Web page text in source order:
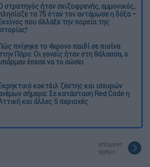
στρατηγός ήταν σχιζοφρενής, εμμονικός,
τα 75 όταν τον αντάμωσε η δόξα –
που άλλαξε την πορεία της
πνίγηκε το 4χρονο παιδί σε πισίνα
Πάρο: Οι γονείς ήταν στη θάλασσα, ο
έπεσε να το σώσει
κοκτέιλ ζέστης και ισχυρών
σήμερα: Σε κατάσταση Red Code η
και άλλες 5 περιοχές
επόμενο
άρθρο